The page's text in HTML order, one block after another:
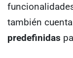
también
predefinidas